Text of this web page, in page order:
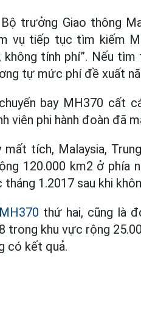
Bộ trưởng Giao thông
vụ tiếp tục tìm kiếm
không tính phí”. Nếu
tự mức phí đề xuất
bay MH370 cất
viên phi hành đoàn đã
mất tích, Malaysia,
120.000 km2 ở phía
1.2017 sau khi
MH370 thứ hai, cũng là
trong khu vực rộng
có kết quả.